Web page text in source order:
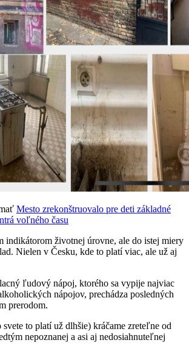
Mesto zrekonštruovalo pre deti základné
voľného času
indikátorom životnej úrovne, ale do istej miery
Nielen v Česku, kde to platí viac, ale už aj
ľudový nápoj, ktorého sa vypije najviac
nápojov, prechádza posledných
prerodom.
to platí už dlhšie) kráčame zreteľne od
nepoznanej a asi aj nedosiahnuteľnej